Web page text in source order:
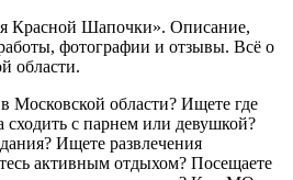
Красной Шапочки». Описание,
фотографии и отзывы. Всё о
области.
Московской области? Ищете где
сходить с парнем или девушкой?
Ищете развлечения
активным отдыхом? Посещаете